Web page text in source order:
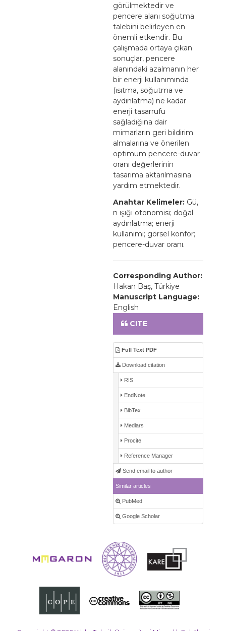
görülmektedir ve
pencere alanı soğutma
talebini belirleyen en
önemli etkendir. Bu
çalışmada ortaya çıkan
sonuçlar, pencere
alanındaki azalmanın her
bir enerji kullanımında
(ısıtma, soğutma ve
aydınlatma) ne kadar
enerji tasarrufu
sağladığına dair
mimarların geri bildirim
almalarına ve önerilen
optimum pencere-duvar
oranı değerlerinin
tasarıma aktarılmasına
yardım etmektedir.
Anahtar Kelimeler: Gü,
n ışığı otonomisi; doğal
aydınlatma; enerji
kullanımı; görsel konfor;
pencere-duvar oranı.
Corresponding Author:
Hakan Baş, Türkiye
Manuscript Language:
English
CITE
Full Text PDF
Download citation
RIS
EndNote
BibTex
Medlars
Procite
Reference Manager
Send email to author
Similar articles
PubMed
Google Scholar